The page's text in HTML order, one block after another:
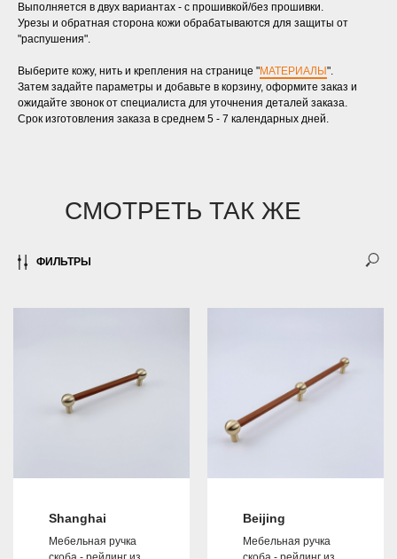
Выполняется в двух вариантах - с прошивкой/без прошивки.
Урезы и обратная сторона кожи обрабатываются для защиты от
"распушения".
Выберите кожу, нить и крепления на странице "МАТЕРИАЛЫ ".
Затем задайте параметры и добавьте в корзину, оформите заказ и
ожидайте звонок от специалиста для уточнения деталей заказа.
Срок изготовления заказа в среднем 5 - 7 календарных дней.
СМОТРЕТЬ ТАК ЖЕ
ФИЛЬТРЫ
Shanghai
Мебельная ручка
Beijing
Мебельная ручка